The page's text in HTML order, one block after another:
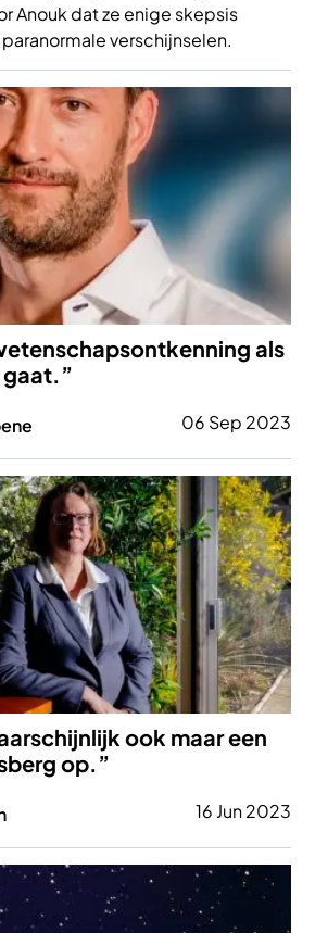
Anouk dat ze enige skepsis
verschijnselen.
als
gaat.”
06 Sep 2023
ook maar een
op.”
16 Jun 2023